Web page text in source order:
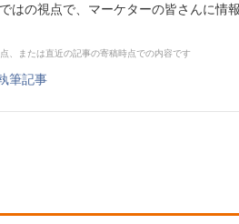
はの視点で、マーケターの皆さんに情
、または直近の記事の寄稿時点での内容です
筆記事